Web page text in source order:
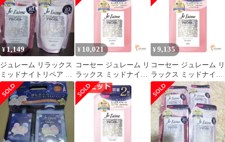
680ml 7個セット まと
め売り
レート＆リッチ つめか
え用 大容量 680ml 4個
セット まとめ売り
680ml 8個セット まと
¥1,149
ジュレーム リラックス
ミッドナイトリペア シ
ャンプー + トリートメ
ント
¥ 10,021
コーセー ジュレーム リ
ラックス ミッドナイト
リペア シャンプー 詰替
え ストレート＆リッチ
680ml 10個セット まと
¥ 9,135
コーセー ジュレーム リ
ラックス ミッドナイト
リペア シャンプー 詰替
え ストレート＆リッチ
680ml 9個セット まと
め売り